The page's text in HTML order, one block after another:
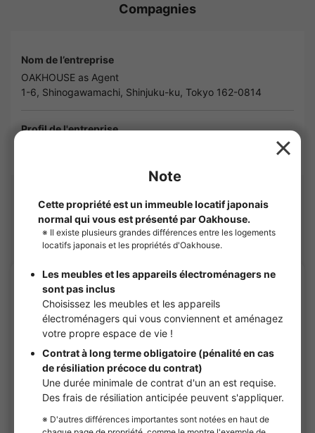
Compagnies
Nom de l’entreprise
OAKHOUSE as Agent
1-6, Shinogawamachi, Shinjuku-ku, Tokyo 162-0814
Profil de l'entreprise
Logements à proximité
Sharehouses à Chiyoda
APARTMENT